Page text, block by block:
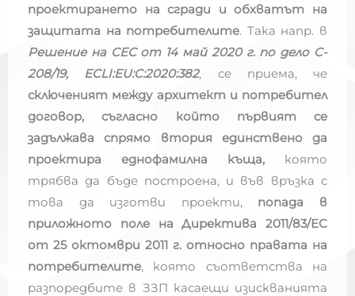
проектирането на сгради и обхватът на
защитата на потребителите. Така напр. в
Решение на СЕС от 14 май 2020 г. по дело C-
208/19, ECLI:EU:C:2020:382, се приема, че
сключеният между архитект и потребител
договор, съгласно който първият се
задължава спрямо втория единствено да
проектира еднофамилна къща, която
трябва да бъде построена, и във връзка с
това да изготви проекти, попада в
приложното поле на Директива 2011/83/ЕС
от 25 октомври 2011 г. относно правата на
потребителите, която съответства на
разпоредбите в ЗЗП касаещи изискванията